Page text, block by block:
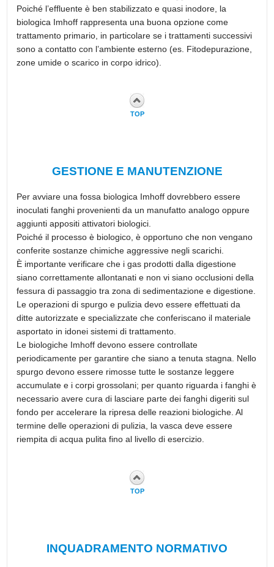
Poiché l’effluente è ben stabilizzato e quasi inodore, la
biologica Imhoff rappresenta una buona opzione come
trattamento primario, in particolare se i trattamenti successivi
sono a contatto con l’ambiente esterno (es. Fitodepurazione,
zone umide o scarico in corpo idrico).
TOP
GESTIONE E MANUTENZIONE
Per avviare una fossa biologica Imhoff dovrebbero essere
inoculati fanghi provenienti da un manufatto analogo oppure
aggiunti appositi attivatori biologici.
Poiché il processo è biologico, è opportuno che non vengano
conferite sostanze chimiche aggressive negli scarichi.
È importante verificare che i gas prodotti dalla digestione
siano correttamente allontanati e non vi siano occlusioni della
fessura di passaggio tra zona di sedimentazione e digestione.
Le operazioni di spurgo e pulizia devo essere effettuati da
ditte autorizzate e specializzate che conferiscano il materiale
asportato in idonei sistemi di trattamento.
Le biologiche Imhoff devono essere controllate
periodicamente per garantire che siano a tenuta stagna. Nello
spurgo devono essere rimosse tutte le sostanze leggere
accumulate e i corpi grossolani; per quanto riguarda i fanghi è
necessario avere cura di lasciare parte dei fanghi digeriti sul
fondo per accelerare la ripresa delle reazioni biologiche. Al
termine delle operazioni di pulizia, la vasca deve essere
riempita di acqua pulita fino al livello di esercizio.
TOP
INQUADRAMENTO NORMATIVO